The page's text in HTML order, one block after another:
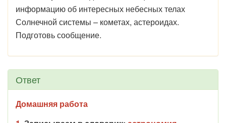
информацию об интересных небесных телах
Солнечной системы – кометах, астероидах.
Подготовь сообщение.
Ответ
Домашняя работа